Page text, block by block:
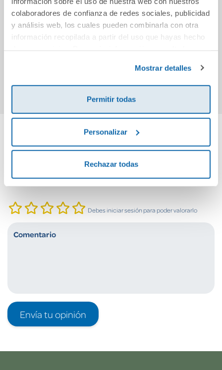
colaboradores de confianza de redes sociales, publicidad
y análisis web, los cuales pueden combinarla con otra
información recopilada a partir del uso que hayas hecho
Mostrar detalles
Permitir todas
Personalizar
Rechazar todas
Alto riesgo
12,95€
Diez maneras de
cargarte tu
relación de pareja
10,95€
Cuéntanos tu opinión
Debes iniciar sesión para poder valorarlo
Envía tu opinión